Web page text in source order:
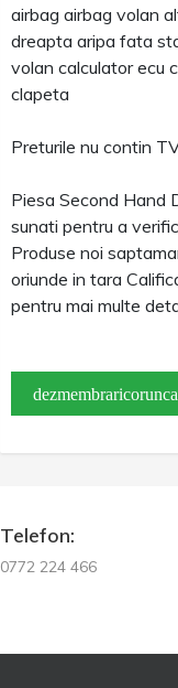
airbag airbag volan
dreapta aripa fata
volan calculator ecu
clapeta
Preturile nu contin
Piesa Second Hand
sunati pentru a
Produse noi
oriunde in tara
pentru mai multe
Telefon:
0772 224 466